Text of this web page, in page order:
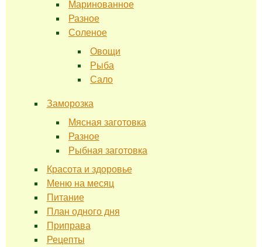
Маринованное
Разное
Соленое
Овощи
Рыба
Сало
Заморозка
Мясная заготовка
Разное
Рыбная заготовка
Красота и здоровье
Меню на месяц
Питание
План одного дня
Приправа
Рецепты